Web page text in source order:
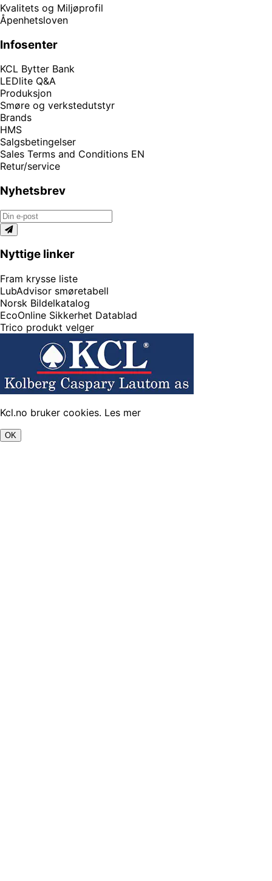
Kvalitets og Miljøprofil
Åpenhetsloven
Infosenter
KCL Bytter Bank
LEDlite Q&A
Produksjon
Smøre og verkstedutstyr
Brands
HMS
Salgsbetingelser
Sales Terms and Conditions EN
Retur/service
Nyhetsbrev
Nyttige linker
Fram krysse liste
LubAdvisor smøretabell
Norsk Bildelkatalog
EcoOnline Sikkerhet Datablad
Trico produkt velger
Kcl.no bruker cookies. Les mer
OK